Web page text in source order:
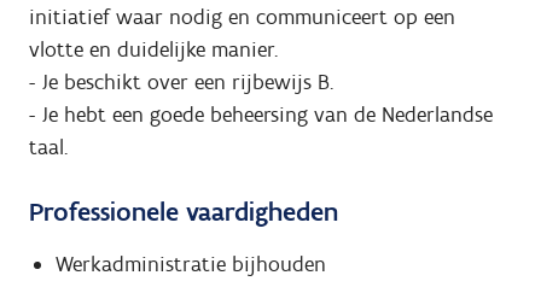
initiatief waar nodig en communiceert op een
vlotte en duidelijke manier.
- Je beschikt over een rijbewijs B.
- Je hebt een goede beheersing van de Nederlandse
taal.
Professionele vaardigheden
Werkadministratie bijhouden